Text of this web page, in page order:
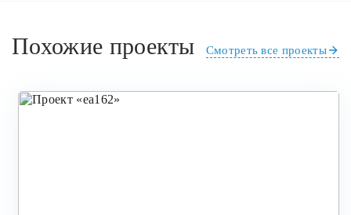
Похожие проекты Смотреть все проекты